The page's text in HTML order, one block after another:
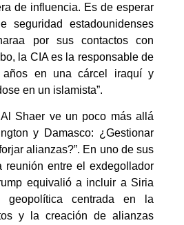
de influencia. Es de esperar
seguridad estadounidenses
por sus contactos con
la CIA es la responsable de
años en una cárcel iraquí y
en un islamista”.
Shaer ve un poco más allá
y Damasco: ¿Gestionar
alianzas?”. En uno de sus
reunión entre el exdegollador
equivalió a incluir a Siria
geopolítica centrada en la
y la creación de alianzas